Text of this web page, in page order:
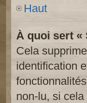
Haut
À quoi sert «
Cela
identification
non-lu, si